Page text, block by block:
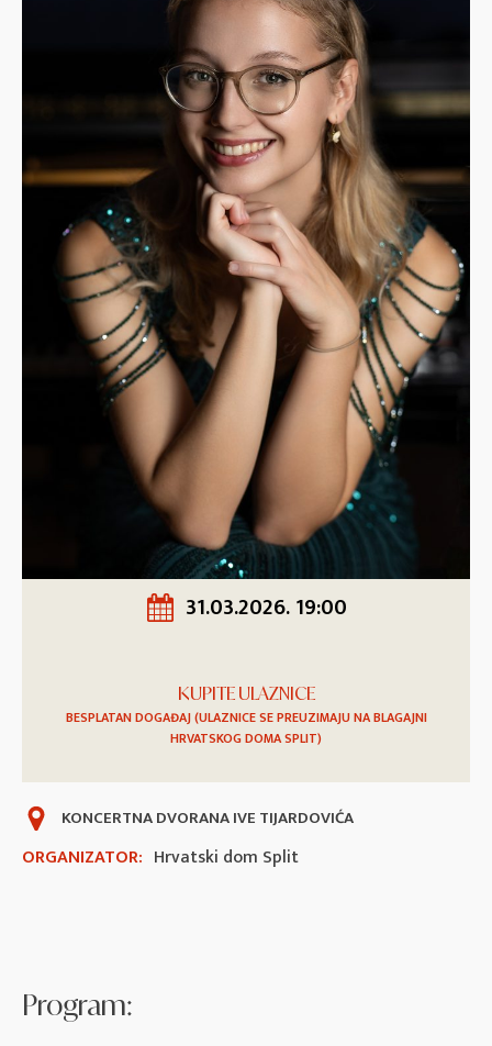
31.03.2026. 19:00
KUPITE ULAZNICE
BESPLATAN DOGAĐAJ (ULAZNICE SE PREUZIMAJU NA BLAGAJNI
HRVATSKOG DOMA SPLIT)
ORGANIZATOR: Hrvatski dom Split
KONCERTNA DVORANA IVE TIJARDOVIĆA
Program: